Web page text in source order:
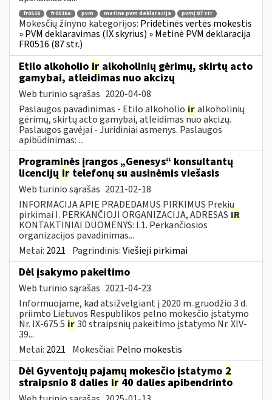
fr0516 fr0516a pvm metinė pvm deklaracija pvmį 87 str
Mokesčių žinyno kategorijos: Pridėtinės vertės mokestis
» PVM deklaravimas (IX skyrius) » Metinė PVM deklaracija
FR0516 (87 str.)
Etilo alkoholio ir alkoholinių gėrimų, skirtų acto
gamybai, atleidimas nuo akcizų
Web turinio sąrašas 2020-04-08
Paslaugos pavadinimas - Etilo alkoholio iralkoholinių
gėrimų, skirtų acto gamybai, atleidimas nuo akcizų.
Paslaugos gavėjai - Juridiniai asmenys. Paslaugos
apibūdinimas: ...
Programinės įrangos „Genesys“ konsultantų
licencijų ir telefonų su ausinėmis viešasis
Web turinio sąrašas 2021-02-18
INFORMACIJA APIE PRADEDAMUS PIRKIMUS Prekių
pirkimai I. PERKANČIOJI ORGANIZACIJA, ADRESAS IR
KONTAKTINIAI DUOMENYS: I.1. Perkančiosios
organizacijos pavadinimas...
Metai: 2021 Pagrindinis:Viešieji pirkimai
Dėl įsakymo pakeitimo
Web turinio sąrašas 2021-04-23
Informuojame, kad atsižvelgiant į 2020 m. gruodžio 3 d.
priimto Lietuvos Respublikos pelno mokesčio įstatymo
Nr. IX-675 5 ir30 straipsnių pakeitimo įstatymo Nr. XIV-
39...
Metai: 2021 Mokesčiai: Pelno mokestis
Dėl Gyventojų pajamų mokesčio įstatymo 2
straipsnio 8 dalies ir 40 dalies apibendrinto